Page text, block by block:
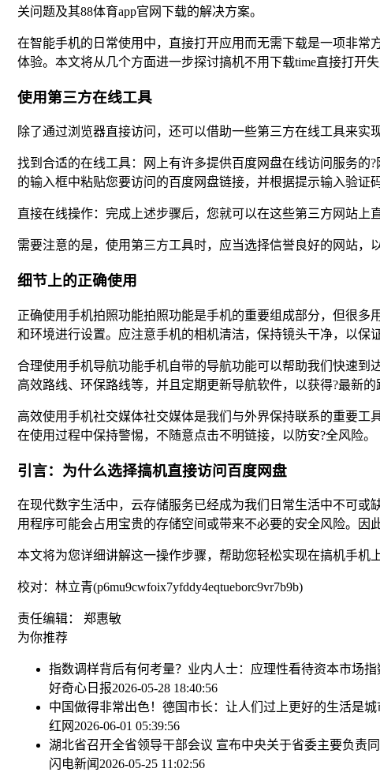
关问题及其88体育app官网下载的解决方案。
在智能手机的日常使用中，直接打开应用而无需下载是一项非
体验。本文将从几个方面进一步探讨搞机不用下载time直接打开
使用第三方在线工具
除了通过浏览器直接访问，还可以借助一些第三方在线工具来实
找到合适的在线工具：网上有许多提供百度网盘在线访问服务的
的输入框中粘贴您要访问的百度网盘链接，并根据提示输入验证
直接在线操作：完成上述步骤后，您就可以在这些第三方网站上
需要注意的是，使用第三方工具时，应当选择信誉良好的网站，
细节上的正确使用
正确使用手机拍照功能拍照功能是手机的重要组成部分，但很
和环境进行设置。应注意手机的相机清洁，保持镜头干净，以保
合理使用手机导航功能手机自带的导航功能可以帮助我们快速
高效路线、环保路线等，并且定期更新导航软件，以获得?最新的
高效使用手机社交媒体社交媒体是我们与外界保持联系的重要
在使用过程中保持警惕，不随意点击不明链接，以防安?全风险。
引言：为什么选择搞机直接访问百度网盘
在现代数字生活中，云存储服务已经成为我们日常生活中不可
用程序可能会占用宝贵的存储空间或带来不必要的安全风险。因
本文将为您详细讲解这一操作步骤，帮助您轻松实现在搞机手机
校对：林立青(p6mu9cwfoix7yfddy4eqtueborc9vr7b9b)
责任编辑： 郑惠敏
为你推荐
指数调样背后有何考量？业内人士：应理性看待资本市场指
好奇心日报2026-05-28 18:40:56
中国做得非常出色！德国市长：让人们过上更好的生活是
红网 2026-06-01 05:39:56
湖北省召开全省领导干部会议 宣布中央关于省委主要负责
闪电新闻 2026-05-25 11:02:56